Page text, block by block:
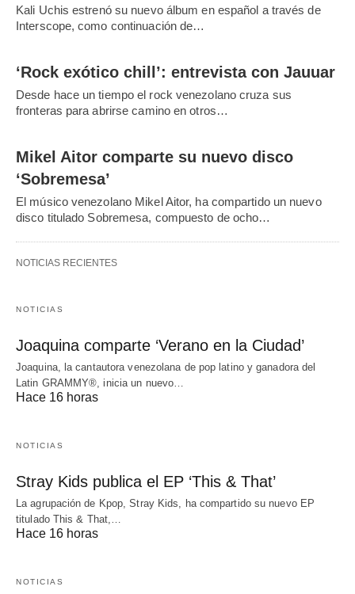
Kali Uchis estrenó su nuevo álbum en español a través de
Interscope, como continuación de…
‘Rock exótico chill’: entrevista con Jauuar
Desde hace un tiempo el rock venezolano cruza sus
fronteras para abrirse camino en otros…
Mikel Aitor comparte su nuevo disco
‘Sobremesa’
El músico venezolano Mikel Aitor, ha compartido un nuevo
disco titulado Sobremesa, compuesto de ocho…
NOTICIAS RECIENTES
NOTICIAS
Joaquina comparte ‘Verano en la Ciudad’
Joaquina, la cantautora venezolana de pop latino y ganadora del
Latin GRAMMY®, inicia un nuevo…
Hace 16 horas
NOTICIAS
Stray Kids publica el EP ‘This & That’
La agrupación de Kpop, Stray Kids, ha compartido su nuevo EP
titulado This & That,…
Hace 16 horas
NOTICIAS